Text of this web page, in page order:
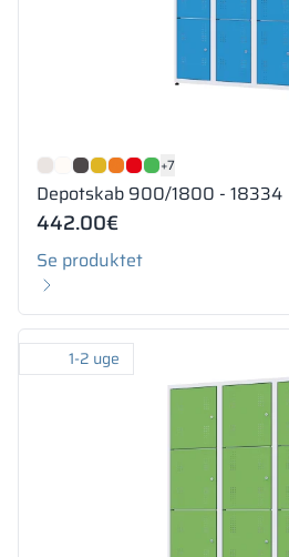
+7
Depotskab 900/1800 - 18334
442.00€
Se produktet
1-2 uge